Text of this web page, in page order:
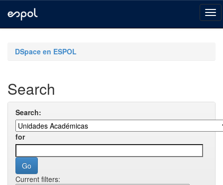
navigationDSpace en ESPOL
Search
Search:
for
Current filters: